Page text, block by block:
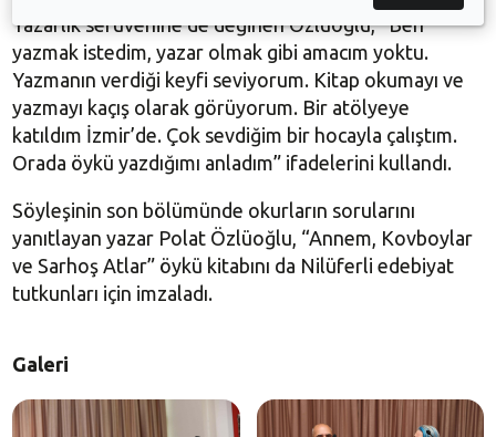
Yazarlık serüvenine de değinen Özlüoğlu, “Ben
yazmak istedim, yazar olmak gibi amacım yoktu.
Yazmanın verdiği keyfi seviyorum. Kitap okumayı ve
yazmayı kaçış olarak görüyorum. Bir atölyeye
katıldım İzmir’de. Çok sevdiğim bir hocayla çalıştım.
Orada öykü yazdığımı anladım” ifadelerini kullandı.
Söyleşinin son bölümünde okurların sorularını
yanıtlayan yazar Polat Özlüoğlu, “Annem, Kovboylar
ve Sarhoş Atlar” öykü kitabını da Nilüferli edebiyat
tutkunları için imzaladı.
Galeri